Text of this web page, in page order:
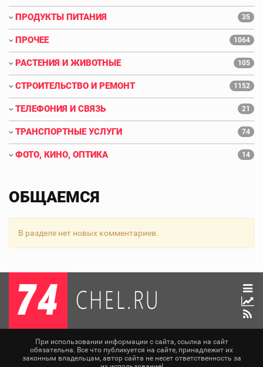
ПРОДУКТЫ ПИТАНИЯ 35
ПРОЧЕЕ 1064
РАСТЕНИЯ И ЖИВОТНЫЕ 105
СТРОИТЕЛЬСТВО И РЕМОНТ 1152
ТЕЛЕФОНИЯ И СВЯЗЬ 21
ТРАНСПОРТНЫЕ УСЛУГИ 74
ФОТО, КИНО, ОПТИКА 14
ОБЩАЕМСЯ
В разделе нет новых комментариев.
При использовании информации с сайта, ссылка на сайт
обязательна. Все что публикуется на сайте, принадлежит их
законным владельцам, автор сайта не несет ответственность за